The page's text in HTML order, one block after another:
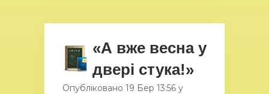
«А вже весна у
двері стука!»
Опубліковано 19 Бер 13:56 у